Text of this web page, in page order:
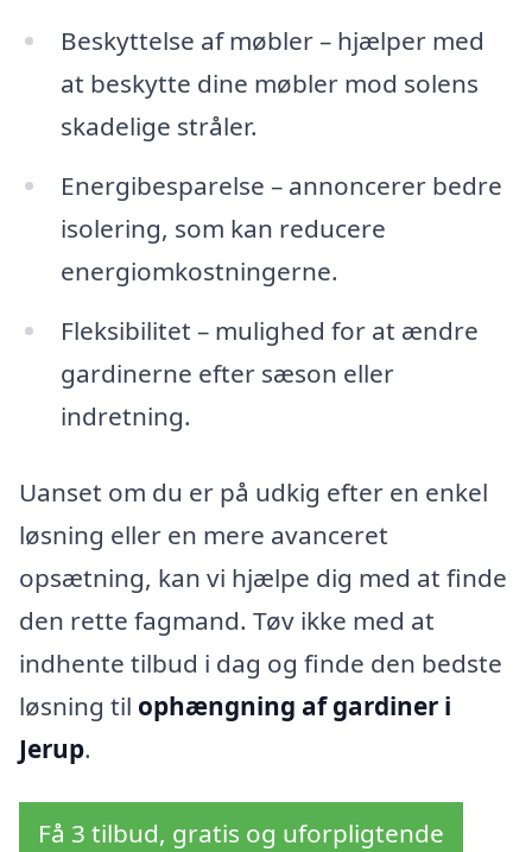
Beskyttelse af møbler – hjælper med
at beskytte dine møbler mod solens
skadelige stråler.
Energibesparelse – annoncerer bedre
isolering, som kan reducere
energiomkostningerne.
Fleksibilitet – mulighed for at ændre
gardinerne efter sæson eller
indretning.
Uanset om du er på udkig efter en enkel
løsning eller en mere avanceret
opsætning, kan vi hjælpe dig med at finde
den rette fagmand. Tøv ikke med at
indhente tilbud i dag og finde den bedste
løsning til ophængning af gardiner i
Jerup.
Få 3 tilbud, gratis og uforpligtende